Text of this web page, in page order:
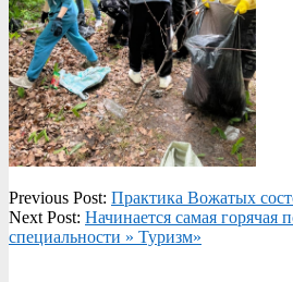
2023-
05-
16
Previous Post: Практика Вожатых
Next Post: Начинается самая горячая
специальности » Туризм»